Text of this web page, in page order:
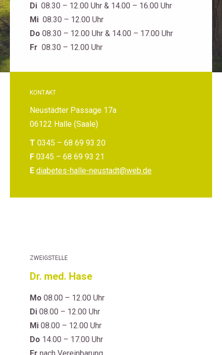
Di 08.30 – 12.00 Uhr & 14.00 – 16.00 Uhr
Mi 08.30 – 12.00 Uhr
Do 08.30 – 12.00 Uhr & 14.00 – 17.00 Uhr
Fr 08.30 – 12.00 Uhr
KONTAKT
Neustädter Passage 17a
06122 Halle (Saale)
T 0345 – 68 69 93 20
F 0345 – 68 69 93 21
E diabetes-halle-neustadt@web.de
ZWEIGSTELLE
Dr. med. Hase
Mo 08.00 – 12.00 Uhr
Di 08.00 – 12.00 Uhr
Mi 08.00 – 12.00 Uhr
Do 14.00 – 17.00 Uhr